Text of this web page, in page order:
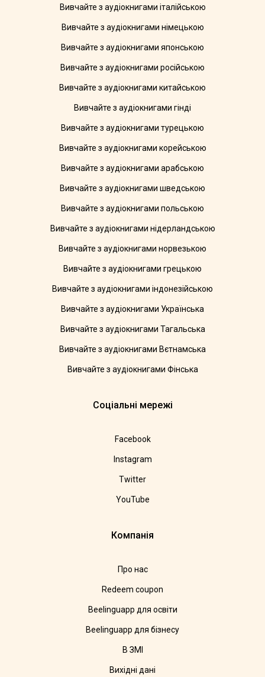
Вивчайте з аудіокнигами італійською
Вивчайте з аудіокнигами німецькою
Вивчайте з аудіокнигами японською
Вивчайте з аудіокнигами російською
Вивчайте з аудіокнигами китайською
Вивчайте з аудіокнигами гінді
Вивчайте з аудіокнигами турецькою
Вивчайте з аудіокнигами корейською
Вивчайте з аудіокнигами арабською
Вивчайте з аудіокнигами шведською
Вивчайте з аудіокнигами польською
Вивчайте з аудіокнигами нідерландською
Вивчайте з аудіокнигами норвезькою
Вивчайте з аудіокнигами грецькою
Вивчайте з аудіокнигами індонезійською
Вивчайте з аудіокнигами Українська
Вивчайте з аудіокнигами Тагальська
Вивчайте з аудіокнигами Вєтнамська
Вивчайте з аудіокнигами Фінська
Соціальні мережі
Facebook
Instagram
Twitter
YouTube
Компанія
Про нас
Redeem coupon
Beelinguapp для освіти
Beelinguapp для бізнесу
В ЗМІ
Вихідні дані